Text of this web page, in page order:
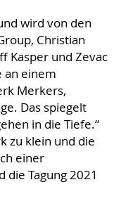
wird von den
Christian
Kasper und Zevac
an einem
Merkers,
Das spiegelt
in die Tiefe.“
zu klein und die
einer
die Tagung 2021